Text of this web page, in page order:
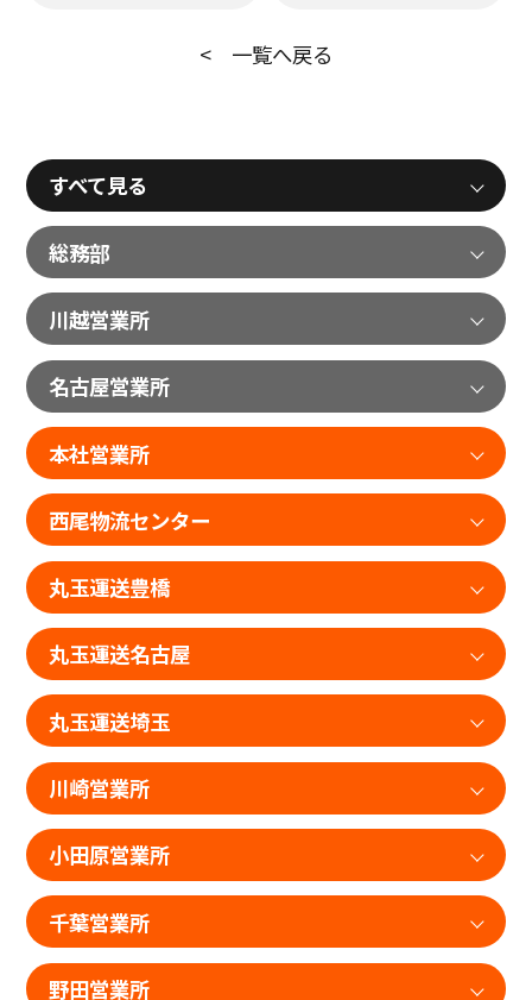
< 一覧へ戻る
すべて見る
総務部
川越営業所
名古屋営業所
本社営業所
西尾物流センター
丸玉運送豊橋
丸玉運送名古屋
丸玉運送埼玉
川崎営業所
小田原営業所
千葉営業所
野田営業所